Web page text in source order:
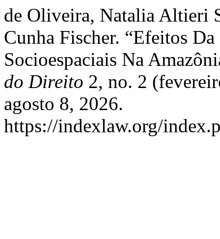
de Oliveira, Natalia Altieri
Cunha Fischer. “Efeitos
Socioespaciais Na
do Direito 2, no. 2
agosto 8, 2026.
https://indexlaw.org/